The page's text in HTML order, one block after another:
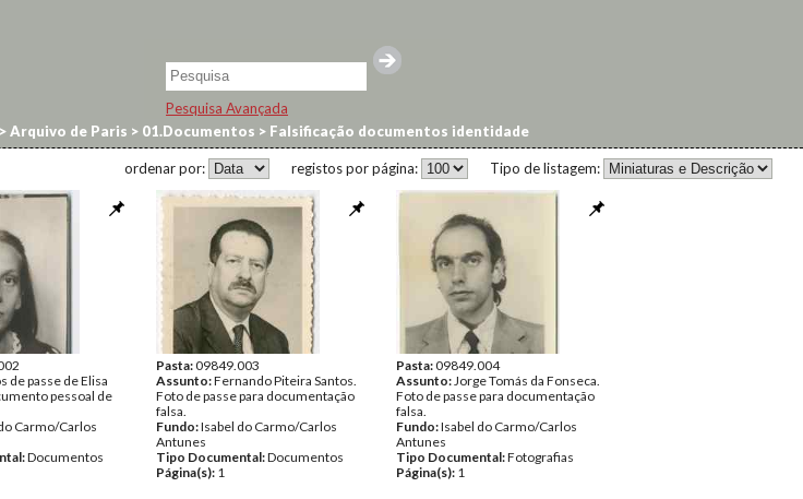
Pesquisa Avançada
>Arquivo de Paris > 01.Documentos > Falsificação documentos identidade
Tipo de listagem:
registos por página:
ordenar por:
de passe de Elisa
pessoal de
Carmo/Carlos
Documentos
Pasta:09849.003
Assunto:Fernando Piteira Santos.
Foto de passe para documentação
falsa.
Fundo:Isabel do Carmo/Carlos
Antunes
Tipo Documental:Documentos
Página(s): 1
Pasta:09849.004
Assunto:Jorge Tomás da Fonseca.
Foto de passe para documentação
falsa.
Fundo:Isabel do Carmo/Carlos
Antunes
Tipo Documental:Fotografias
Página(s): 1